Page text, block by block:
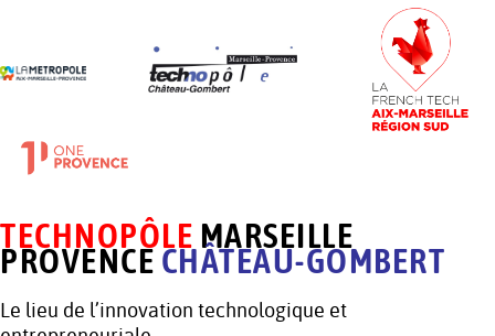
TECHNOPÔLE MARSEILLE
PROVENCECHÂTEAU-GOMBERT
Le lieu de l’innovation technologique et